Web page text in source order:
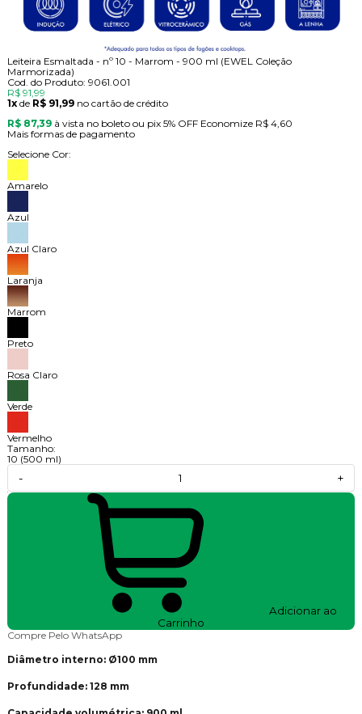
Leiteira Esmaltada - nº 10 - Marrom - 900 ml (EWEL Coleção
Marmorizada)
Cod. do Produto: 9061.001
R$ 91,99
1xde R$ 91,99 no cartão de crédito
R$ 87,39 à vista no boleto ou pix 5% OFF Economize R$ 4,60
Mais formas de pagamento
Selecione Cor:
Amarelo
Azul
Azul Claro
Laranja
Marrom
Preto
Rosa Claro
Verde
Vermelho
Tamanho:
10 (500 ml)
- +
Adicionar ao
Carrinho
Compre Pelo WhatsApp
Diâmetro interno: Ø100 mm
Profundidade: 128 mm